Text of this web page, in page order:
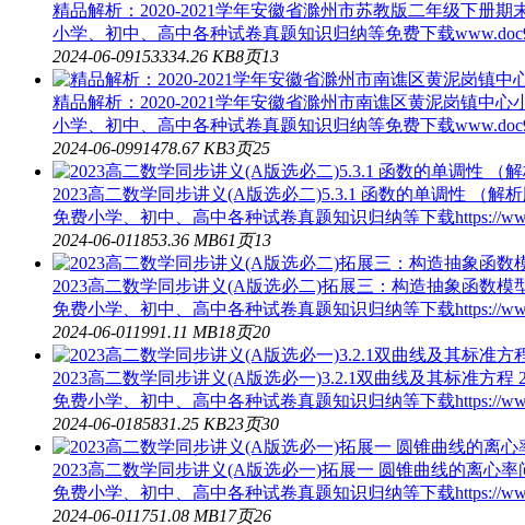
精品解析：2020-2021学年安徽省滁州市苏教版二年级下册期
小学、初中、高中各种试卷真题知识归纳等免费下载
2024-06-09153334.26 KB8页13
精品解析：2020-2021学年安徽省滁州市南谯区黄泥岗镇中
小学、初中、高中各种试卷真题知识归纳等免费下载
2024-06-0991478.67 KB3页25
2023高二数学同步讲义(A版选必二)5.3.1 函数的单调性 （解
免费小学、初中、高中各种试卷真题知识归纳等下载https://
2024-06-011853.36 MB61页13
2023高二数学同步讲义(A版选必二)拓展三：构造抽象函数模
免费小学、初中、高中各种试卷真题知识归纳等下载https://
2024-06-011991.11 MB18页20
2023高二数学同步讲义(A版选必一)3.2.1双曲线及其标准方
免费小学、初中、高中各种试卷真题知识归纳等下载https://
2024-06-0185831.25 KB23页30
2023高二数学同步讲义(A版选必一)拓展一 圆锥曲线的离心
免费小学、初中、高中各种试卷真题知识归纳等下载https://
2024-06-011751.08 MB17页26